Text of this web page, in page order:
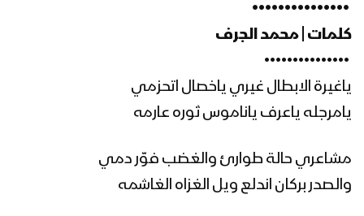
المؤيد
زامل العز في حد السيوف – عيسى الليث
زامل الموت الأزول | عيسى الليث
‏ •••••••••••••••
كلمات | محمد الجرف
‏ •••••••••••••••
ياغيرة الابطال غيري ياخصال اتحزمي
يامرجله ياعرف ياناموس ثوره عارمه
مشاعري حالة طوارئ والغضب فوّر دمي
والصدر بركان اندلع ويل الغزاه الغاشمه